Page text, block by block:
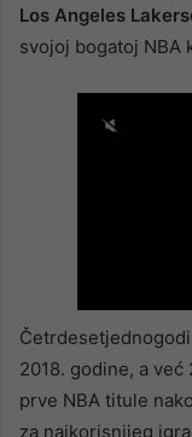
Los Angeles
svojoj bogatoj NBA
2018. godine, a
prve NBA titule
za najkorisnijeg